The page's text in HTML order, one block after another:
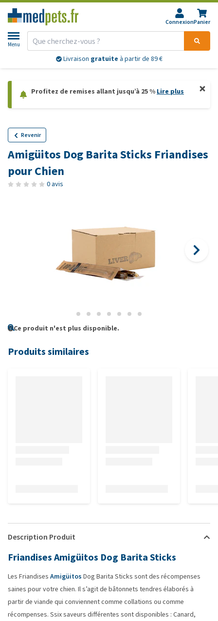
ConnexionPanier
Menu
Livraison gratuite à partir de 89 €
Profitez de remises allant jusqu’à 25 % Lire plus
Revenir
Amigüitos Dog Barita Sticks Friandises
pour Chien
0 avis
Ce produit n'est plus disponible.
Produits similaires
Description Produit
Friandises Amigüitos Dog Barita Sticks
Les Friandises Amigüitos Dog Barita Sticks sont des récompenses
saines pour votre chien. Il s’agit de bâtonnets tendres élaborés à
partir de viande qui conviennent comme collations ou comme
récompenses. Ssix saveurs différentes sont disponibles : Canard,